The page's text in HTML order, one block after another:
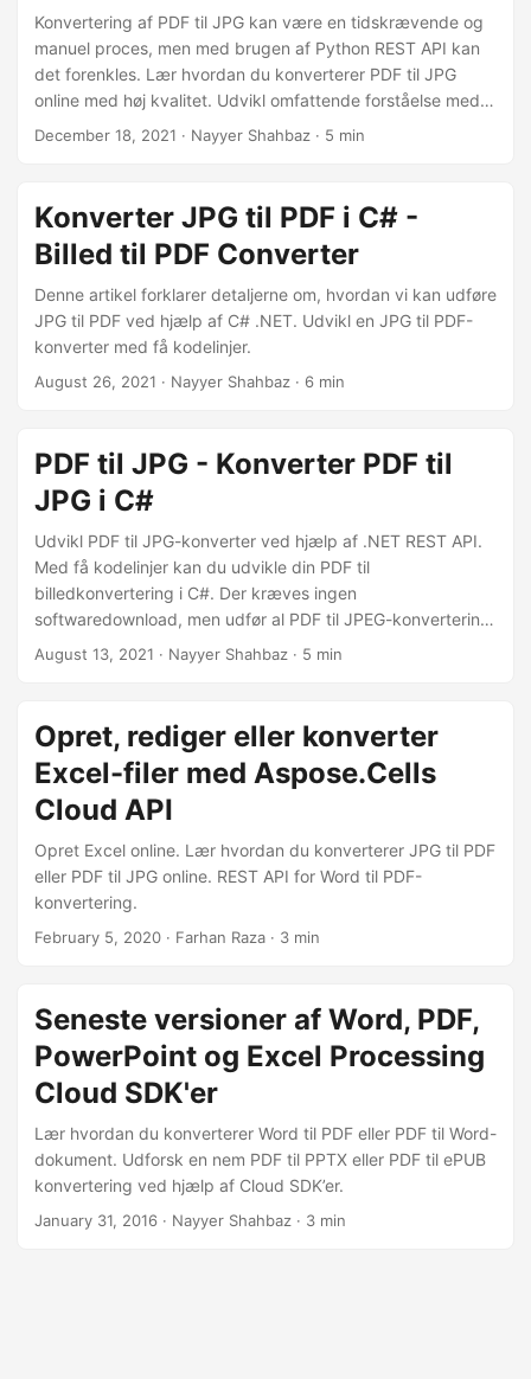
Konvertering af PDF til JPG kan være en tidskrævende og
manuel proces, men med brugen af Python REST API kan
det forenkles. Lær hvordan du konverterer PDF til JPG
online med høj kvalitet. Udvikl omfattende forståelse med
trin-for-trin instruktioner og kodeeksempler til at konvertere
December 18, 2021 · Nayyer Shahbaz · 5 min
Konverter JPG til PDF i C# -
Billed til PDF Converter
Denne artikel forklarer detaljerne om, hvordan vi kan udføre
JPG til PDF ved hjælp af C# .NET. Udvikl en JPG til PDF-
konverter med få kodelinjer.
August 26, 2021 · Nayyer Shahbaz · 6 min
PDF til JPG - Konverter PDF til
JPG i C#
Udvikl PDF til JPG-konverter ved hjælp af .NET REST API.
Med få kodelinjer kan du udvikle din PDF til
billedkonvertering i C#. Der kræves ingen
softwaredownload, men udfør al PDF til JPEG-konvertering
i C#.
August 13, 2021 · Nayyer Shahbaz · 5 min
Opret, rediger eller konverter
Excel-filer med Aspose.Cells
Cloud API
Opret Excel online. Lær hvordan du konverterer JPG til PDF
eller PDF til JPG online. REST API for Word til PDF-
konvertering.
February 5, 2020 · Farhan Raza · 3 min
Seneste versioner af Word, PDF,
PowerPoint og Excel Processing
Cloud SDK'er
Lær hvordan du konverterer Word til PDF eller PDF til Word-
dokument. Udforsk en nem PDF til PPTX eller PDF til ePUB
konvertering ved hjælp af Cloud SDK’er.
January 31, 2016 · Nayyer Shahbaz · 3 min